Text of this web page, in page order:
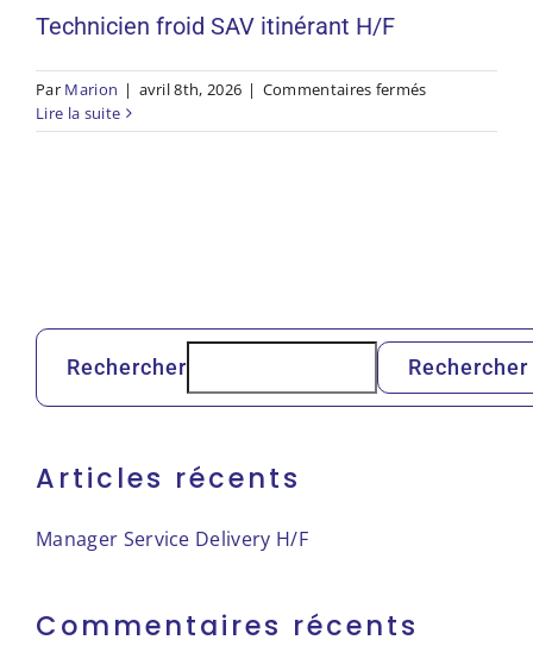
Technicien froid SAV itinérant H/F
Par Marion | avril 8th, 2026 | Commentaires ferméssur
froid
Lire la suite
Rechercher Rechercher
Articles récents
Manager Service Delivery H/F
Commentaires récents